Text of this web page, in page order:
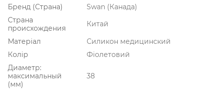
Бренд (Страна)
Swan (Канада)
Страна
происхождения
Китай
Матеріал
Силикон медицинский
Колір
Фіолетовий
Диаметр:
максимальный
(мм)
38